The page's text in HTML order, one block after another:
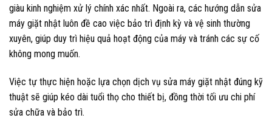
giàu kinh nghiệm xử lý chính xác nhất. Ngoài ra, các hướng dẫn sửa
máy giặt nhật luôn đề cao việc bảo trì định kỳ và vệ sinh thường
xuyên, giúp duy trì hiệu quả hoạt động của máy và tránh các sự cố
không mong muốn.
Việc tự thực hiện hoặc lựa chọn dịch vụ sửa máy giặt nhật đúng kỹ
thuật sẽ giúp kéo dài tuổi thọ cho thiết bị, đồng thời tối ưu chi phí
sửa chữa và bảo trì.